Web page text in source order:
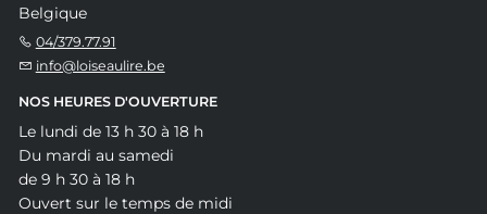
Belgique
04/379.77.91
info@loiseaulire.be
NOS HEURES D'OUVERTURE
Le lundi de 13 h 30 à 18 h
Du mardi au samedi
de 9 h 30 à 18 h
Ouvert sur le temps de midi